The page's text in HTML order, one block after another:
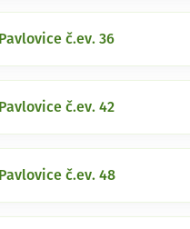
Pavlovice č.ev. 36
Pavlovice č.ev. 42
Pavlovice č.ev. 48